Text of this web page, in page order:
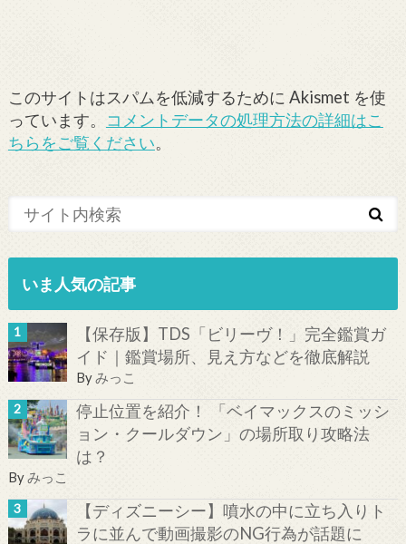
このサイトはスパムを低減するために Akismet を使
っています。 コメントデータの処理方法の詳細はこ
ちらをご覧ください。
いま人気の記事
【保存版】TDS「ビリーヴ！」完全鑑賞ガ
イド｜鑑賞場所、見え方などを徹底解説
Byみっこ
停止位置を紹介！ 「ベイマックスのミッシ
ョン・クールダウン」の場所取り攻略法
は？
Byみっこ
【ディズニーシー】噴水の中に立ち入りト
ラに並んで動画撮影のNG行為が話題に